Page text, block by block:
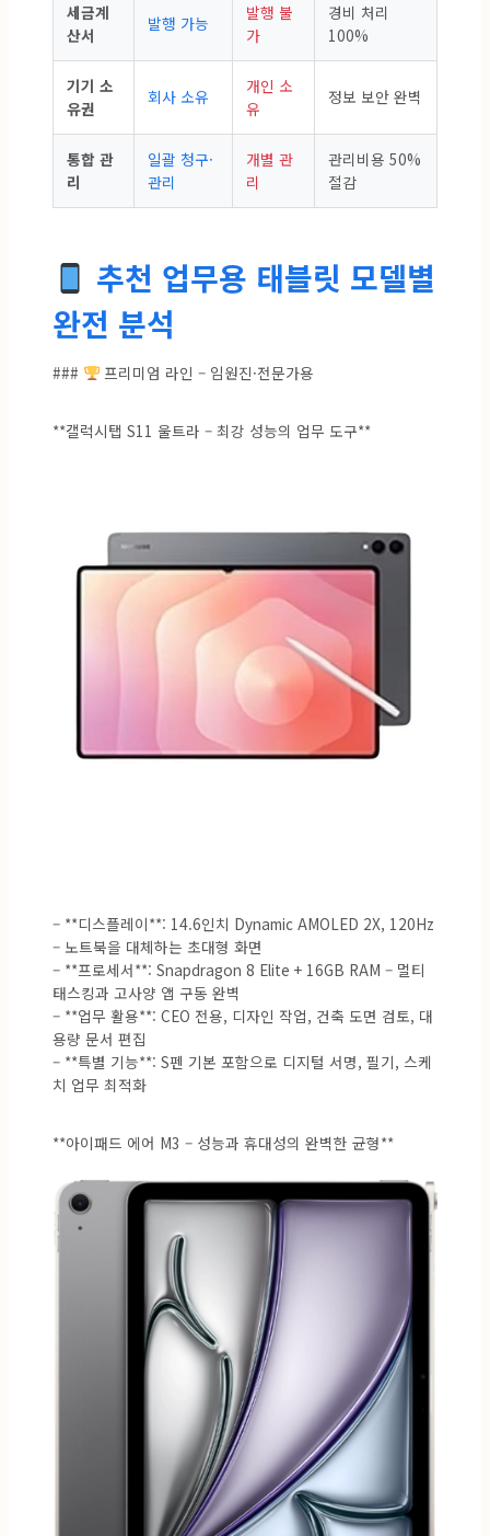
세금계
산서
발행 가능
발행 불
가
경비 처리
100%
기기 소
유권
회사 소유
개인 소
유
정보 보안 완벽
통합 관
리
일괄 청구·
관리
개별 관
리
관리비용 50%
절감
추천 업무용 태블릿 모델별
완전 분석
### 프리미엄 라인 – 임원진·전문가용
**갤럭시탭 S11 울트라 – 최강 성능의 업무 도구**
– **디스플레이**: 14.6인치 Dynamic AMOLED 2X, 120Hz
– 노트북을 대체하는 초대형 화면
– **프로세서**: Snapdragon 8 Elite + 16GB RAM – 멀티
태스킹과 고사양 앱 구동 완벽
– **업무 활용**: CEO 전용, 디자인 작업, 건축 도면 검토, 대
용량 문서 편집
– **특별 기능**: S펜 기본 포함으로 디지털 서명, 필기, 스케
치 업무 최적화
**아이패드 에어 M3 – 성능과 휴대성의 완벽한 균형**